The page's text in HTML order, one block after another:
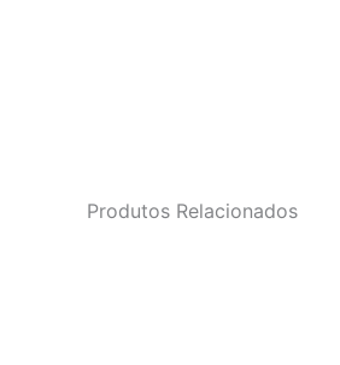
Produtos Relacionados